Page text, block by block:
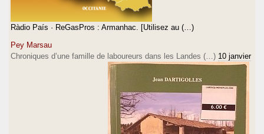
Ràdio País · ReGasPros : Armanhac. [Utilisez au (…)
Pey Marsau
Chroniques d’une famille de laboureurs dans les Landes (…) 10 janvier